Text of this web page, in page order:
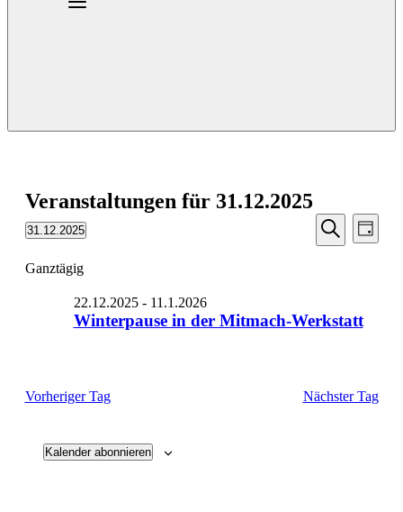
Veranstaltungen für 31.12.2025
Suche
Suche
Tag
31.12.2025
wählen.
Ganztägig
Winterpause in der Mitmach-Werkstatt
22.12.2025- 11.1.2026
Vorheriger Tag Nächster Tag
Kalender abonnieren